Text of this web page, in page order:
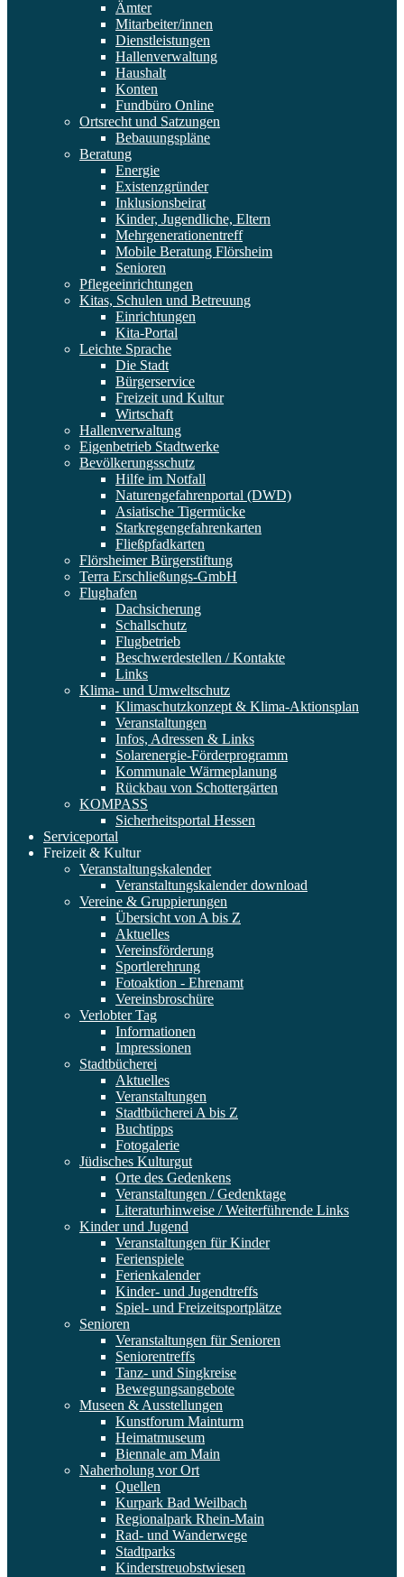
Ämter
Mitarbeiter/innen
Dienstleistungen
Hallenverwaltung
Haushalt
Konten
Fundbüro Online
Ortsrecht und Satzungen
Bebauungspläne
Beratung
Energie
Existenzgründer
Inklusionsbeirat
Kinder, Jugendliche, Eltern
Mehrgenerationentreff
Mobile Beratung Flörsheim
Senioren
Pflegeeinrichtungen
Kitas, Schulen und Betreuung
Einrichtungen
Kita-Portal
Leichte Sprache
Die Stadt
Bürgerservice
Freizeit und Kultur
Wirtschaft
Hallenverwaltung
Eigenbetrieb Stadtwerke
Bevölkerungsschutz
Hilfe im Notfall
Naturengefahrenportal (DWD)
Asiatische Tigermücke
Starkregengefahrenkarten
Fließpfadkarten
Flörsheimer Bürgerstiftung
Terra Erschließungs-GmbH
Flughafen
Dachsicherung
Schallschutz
Flugbetrieb
Beschwerdestellen / Kontakte
Links
Klima- und Umweltschutz
Klimaschutzkonzept & Klima-Aktionsplan
Veranstaltungen
Infos, Adressen & Links
Solarenergie-Förderprogramm
Kommunale Wärmeplanung
Rückbau von Schottergärten
KOMPASS
Sicherheitsportal Hessen
Serviceportal
Freizeit & Kultur
Veranstaltungskalender
Veranstaltungskalender download
Vereine & Gruppierungen
Übersicht von A bis Z
Aktuelles
Vereinsförderung
Sportlerehrung
Fotoaktion - Ehrenamt
Vereinsbroschüre
Verlobter Tag
Informationen
Impressionen
Stadtbücherei
Aktuelles
Veranstaltungen
Stadtbücherei A bis Z
Buchtipps
Fotogalerie
Jüdisches Kulturgut
Orte des Gedenkens
Veranstaltungen / Gedenktage
Literaturhinweise / Weiterführende Links
Kinder und Jugend
Veranstaltungen für Kinder
Ferienspiele
Ferienkalender
Kinder- und Jugendtreffs
Spiel- und Freizeitsportplätze
Senioren
Veranstaltungen für Senioren
Seniorentreffs
Tanz- und Singkreise
Bewegungsangebote
Museen & Ausstellungen
Kunstforum Mainturm
Heimatmuseum
Biennale am Main
Naherholung vor Ort
Quellen
Kurpark Bad Weilbach
Regionalpark Rhein-Main
Rad- und Wanderwege
Stadtparks
Kinderstreuobstwiesen